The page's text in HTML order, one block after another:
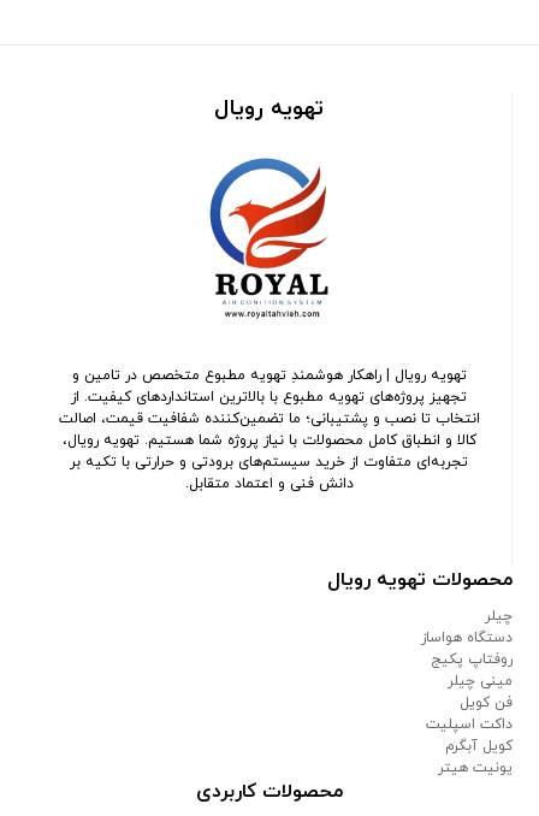
تهویه رویال
تهویه رویال | راهکار هوشمندِ تهویه مطبوع متخصص در تامین و
تجهیز پروژه‌های تهویه مطبوع با بالاترین استانداردهای کیفیت. از
انتخاب تا نصب و پشتیبانی؛ ما تضمین‌کننده شفافیت قیمت، اصالت
کالا و انطباق کامل محصولات با نیاز پروژه شما هستیم. تهویه رویال،
تجربه‌ای متفاوت از خرید سیستم‌های برودتی و حرارتی با تکیه بر
دانش فنی و اعتماد متقابل.
محصولات تهویه رویال
چیلر
دستگاه هواساز
روفتاپ پکیج
مینی چیلر
فن کویل
داکت اسپلیت
کویل آبگرم
یونیت هیتر
محصولات کاربردی